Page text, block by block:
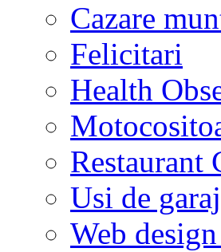
Cazare
Felicitari
Health
Restaurant
Usi de garaj
Web